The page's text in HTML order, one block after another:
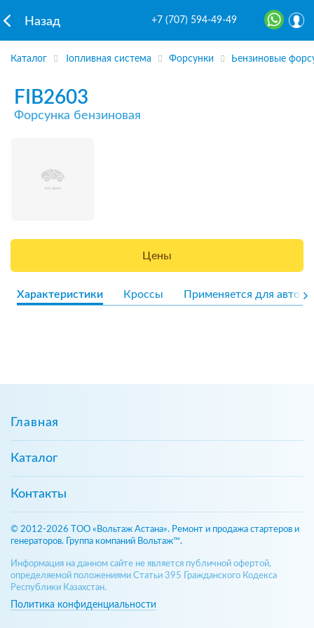
Назад +7 (707) 594-49-49
Каталог Топливная система Форсунки Бензиновые
FIB2603
Форсунка бензиновая
Цены
Характеристики Кроссы Применяется для авто
Главная
Каталог
Контакты
© 2012-2026 ТОО «Вольтаж Астана». Ремонт и продажа стартеров и
генераторов. Группа компаний Вольтаж™.
Информация на данном сайте не является публичной офертой,
определяемой положениями Статьи 395 Гражданского Кодекса
Республики Казахстан.
Политика конфиденциальности